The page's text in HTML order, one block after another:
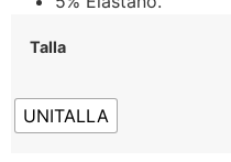
Talla
UNITALLA